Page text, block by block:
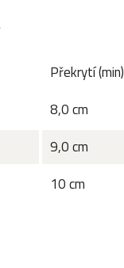
Překrytí (min)
8,0 cm
9,0 cm
10 cm